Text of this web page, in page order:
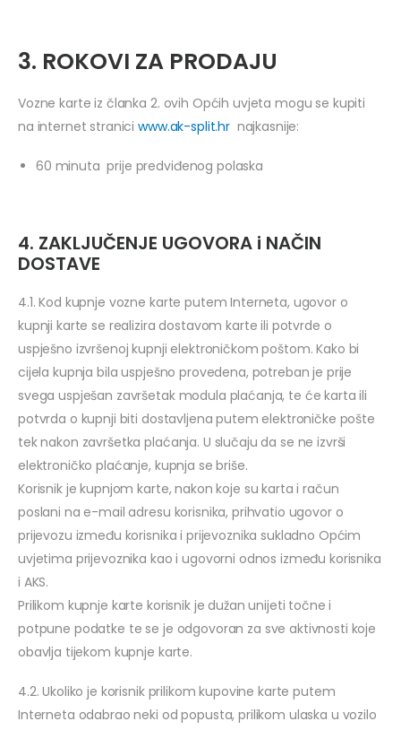
3. ROKOVI ZA PRODAJU
Vozne karte iz članka 2. ovih Općih uvjeta mogu se kupiti
na internet straniciwww.ak-split.hrnajkasnije:
60 minuta prije predviđenog polaska
4. ZAKLJUČENJE UGOVORA i NAČIN
DOSTAVE
4.1. Kod kupnje vozne karte putem Interneta, ugovor o
kupnji karte se realizira dostavom karte ili potvrde o
uspješno izvršenoj kupnji elektroničkom poštom. Kako bi
cijela kupnja bila uspješno provedena, potreban je prije
svega uspješan završetak modula plaćanja, te će karta ili
potvrda o kupnji biti dostavljena putem elektroničke pošte
tek nakon završetka plaćanja. U slučaju da se ne izvrši
elektroničko plaćanje, kupnja se briše.
Korisnik je kupnjom karte, nakon koje su karta i račun
poslani na e-mail adresu korisnika, prihvatio ugovor o
prijevozu između korisnika i prijevoznika sukladno Općim
uvjetima prijevoznika kao i ugovorni odnos između korisnika
i AKS.
Prilikom kupnje karte korisnik je dužan unijeti točne i
potpune podatke te se je odgovoran za sve aktivnosti koje
obavlja tijekom kupnje karte.
4.2. Ukoliko je korisnik prilikom kupovine karte putem
Interneta odabrao neki od popusta, prilikom ulaska u vozilo